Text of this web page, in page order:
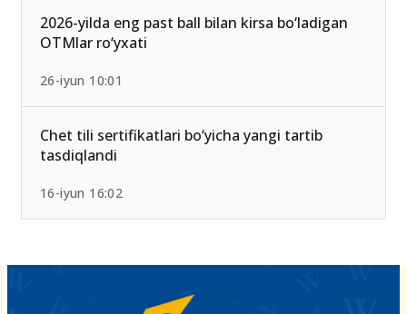
2026-yilda eng past ball bilan kirsa bo‘ladigan
OTMlar ro‘yxati
26-iyun 10:01
Chet tili sertifikatlari bo‘yicha yangi tartib
tasdiqlandi
16-iyun 16:02